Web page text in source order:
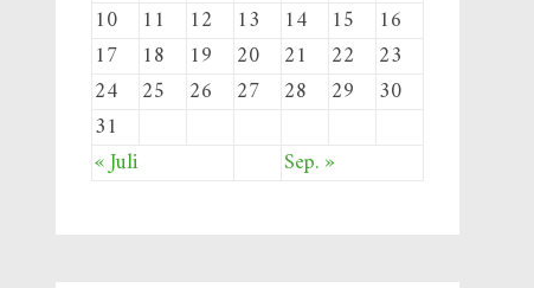
10
11 12 13 14 15
16
17
18 19 20 21 22
23
24
25 26 27 28 29
30
31
« Juli
Sep. »